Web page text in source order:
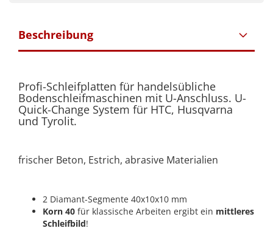
Beschreibung
Profi-Schleifplatten für handelsübliche
Bodenschleifmaschinen mit U-Anschluss. U-
Quick-Change System für HTC, Husqvarna
und Tyrolit.
frischer Beton, Estrich, abrasive Materialien
2 Diamant-Segmente 40x10x10 mm
Korn 40 für klassische Arbeiten ergibt ein mittleres
Schleifbild!